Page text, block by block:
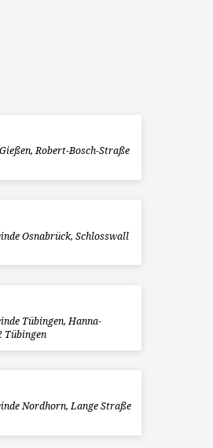
Robert-Bosch-Straße
Osnabrück, Schlosswall
Tübingen, Hanna-
Tübingen
Nordhorn, Lange Straße